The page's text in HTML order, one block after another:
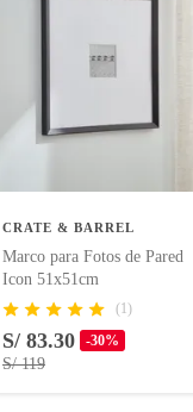
CRATE & BARREL
Marco para Fotos de Pared
Icon 51x51cm
(1)
S/ 83.30 -30%
S/ 119